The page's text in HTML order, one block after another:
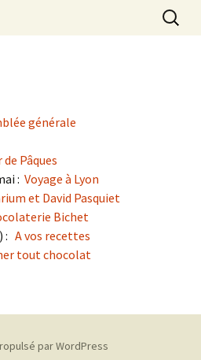
Chocolat
du chocolat –
générale
Pâques
: Voyage à Lyon
et David Pasquiet
Bichet
: A vos recettes
tout chocolat
par WordPress